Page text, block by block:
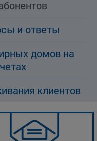
и ответы
домов на
клиентов